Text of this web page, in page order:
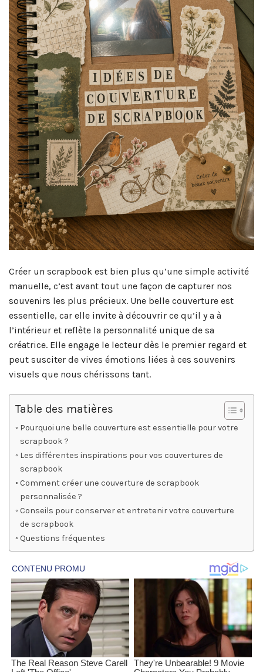
Créer un scrapbook est bien plus qu’une simple activité
manuelle, c’est avant tout une façon de capturer nos
souvenirs les plus précieux. Une belle couverture est
essentielle, car elle invite à découvrir ce qu’il y a à
l’intérieur et reflète la personnalité unique de sa
créatrice. Elle engage le lecteur dès le premier regard et
peut susciter de vives émotions liées à ces souvenirs
visuels que nous chérissons tant.
Table des matières
Pourquoi une belle couverture est essentielle pour votre
scrapbook ?
Les différentes inspirations pour vos couvertures de
scrapbook
Comment créer une couverture de scrapbook
personnalisée ?
Conseils pour conserver et entretenir votre couverture
de scrapbook
Questions fréquentes